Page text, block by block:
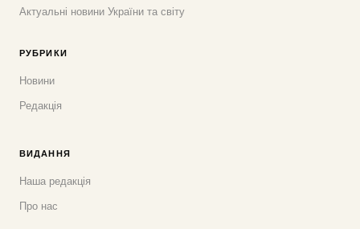
Актуальні новини України та світу
РУБРИКИ
Новини
Редакція
ВИДАННЯ
Наша редакція
Про нас